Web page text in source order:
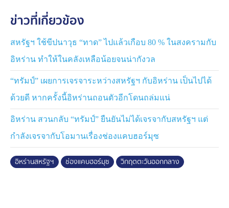
ป้องกันกับขีปนาวุธ 7 ลูก ในน่านฟ้าของคูเวต ส่วนบาห์เรน
ของอิหร่านได้สำเร็จ
รับบาดเจ็บ แต่ทั้งสองประเทศได้ประณามการโจมตีครั้งนี้
อย่างรุนแรง เช่นเดียวกับหลายชาติ ทั้งสหรัฐอาหรับเอมิ
คุกคามต่อความมั่นคงของอ่าวเปอร์เซีย
ขณะเดียวกัน สหรัฐฯ มีแผนอนุญาตให้นำสินทรัพย์ของ
อิหร่านมาใช้สนับสนุนการซ่อมแซมความเสียหายในรัฐอ่าว
อาหรับ หากถูกอิหร่านโจมตีในอนาคต ซึ่งมาตรการนี้อาจ
ข่าวที่เกี่ยวข้อง
สหรัฐฯ ใช้ขีปนาวุธ “ทาด” ไปแล้วเกือบ 80 % ในสงครามกับ
อิหร่าน ทำให้ในคลังเหลือน้อยจนน่ากังวล
“ทรัมป์” เผยการเจรจาระหว่างสหรัฐฯ กับอิหร่าน เป็นไปได้
ด้วยดี หากครั้งนี้อิหร่านถอนตัวอีกโดนถล่มแน่
อิหร่าน สวนกลับ “ทรัมป์” ยืนยันไม่ได้เจรจากับสหรัฐฯ แต่
กำลังเจรจากับโอมานเรื่องช่องแคบฮอร์มุซ
อิหร่านสหรัฐฯ ช่องแคบฮอร์มุซ วิกฤตตะวันออกกลาง